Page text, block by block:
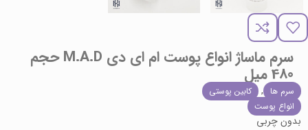
سرم ماساژ انواع پوست ام ای دی M.A.D حجم
480 میل
سرم ها ,
کابین پوستی
انواع پوست
بدون چربی